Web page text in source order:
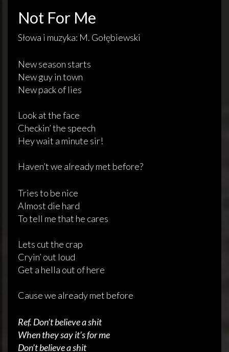
Not For Me
Słowa i muzyka: M. Gołębiewski
New season starts
New guy in town
New pack of lies
Look at the face
Checkin’ the speech
Hey wait a minute sir!
Haven’t we already met before?
Tries to be nice
Almost die hard
To tell me that he cares
Lets cut the crap
Cryin’ out loud
Get a hella out of here
Cause we already met before
Ref. Don’t believe a shit
When they say it’s for me
Don’t believe a shit